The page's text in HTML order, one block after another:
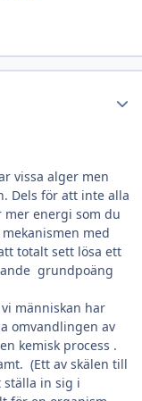
vissa alger men
Dels för att inte alla
mer energi som du
med
totalt sett lösa ett
grundpoäng
människan har
omvandlingen av
kemisk process .
(Ett av skälen till
ställa in sig i